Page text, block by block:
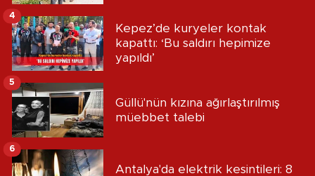
Kepez’de kuryeler kontak
kapattı: ‘Bu saldırı hepimize
yapıldı’
4
Güllü'nün kızına ağırlaştırılmış
müebbet talebi
5
Antalya'da elektrik kesintileri: 8
6